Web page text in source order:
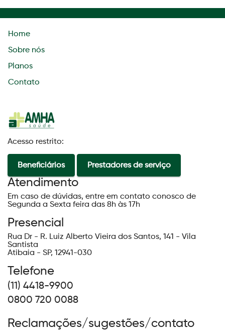
Home
Sobre nós
Planos
Contato
Acesso restrito:
Beneficiários Prestadores de serviço
Atendimento
Em caso de dúvidas, entre em contato conosco de
Segunda a Sexta feira das 8h às 17h
Presencial
Rua Dr - R. Luiz Alberto Vieira dos Santos, 141 - Vila
Santista
Atibaia - SP, 12941-030
Telefone
(11) 4418-9900
0800 720 0088
Reclamações/sugestões/contato